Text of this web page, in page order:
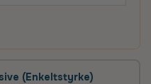
(Enkeltstyrke)
tilfreds med dit køb.
tilfredshedsgarantiog